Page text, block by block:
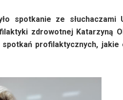
spotkanie ze słuchaczami
zdrowotnej Katarzyną
profilaktycznych, jakie